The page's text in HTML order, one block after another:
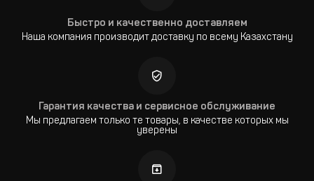
Быстро и качественно доставляем
Наша компания производит доставку по всему Казахстану
Гарантия качества и сервисное обслуживание
Мы предлагаем только те товары, в качестве которых мы
уверены